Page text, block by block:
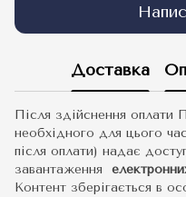
Доставка
Після здійснення
необхідного для цього
після оплати) надає
завантаження
Контент зберігається в